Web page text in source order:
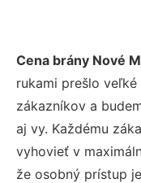
Cena brány Nové
rukami prešlo
zákazníkov a
aj vy. Každému
vyhovieť v
že osobný prístup